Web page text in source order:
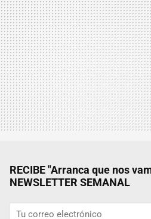
RECIBE "Arranca que nos
NEWSLETTER SEMANAL